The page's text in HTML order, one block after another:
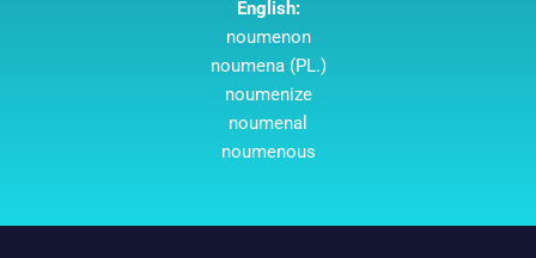
English:
noumenon
noumena (PL.)
noumenize
noumenal
noumenous